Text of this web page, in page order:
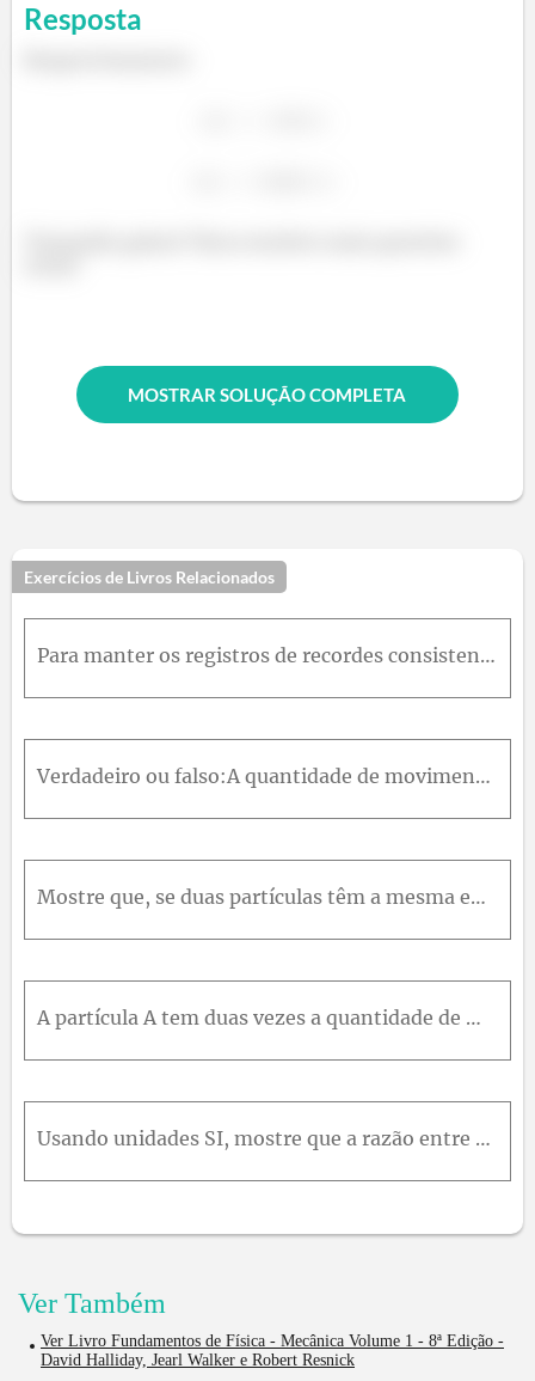
Resposta
MOSTRAR SOLUÇÃO COMPLETA
Exercícios de Livros Relacionados
Para manter os registros de recordes consistentes, de ano para ano, as associações de beisebol checam, aleatoriamente, o coeficiente de restituição entre novas bolas de beisebol e superfícies de madei
Verdadeiro ou falso:A quantidade de movimento linear total de um sistema pode ser conservada mesmo quando a energia mecânica do sistema não o é.Para que a quantidade de movimento linear total de um si
Mostre que, se duas partículas têm a mesma energia cinética, então as magnitudes de suas quantidades de movimento são iguais apenas se elas têm a mesma massa.
A partícula A tem duas vezes a quantidade de movimento e quatro vezes a energia cinética da partícula B. Qual é a razão entre as massas das partículas A e B? Explique seu raciocínio.
Usando unidades SI, mostre que a razão entre as unidades do quadrado da quantidade de movimento e da massa é o joule.
Ver Também
Ver Livro Fundamentos de Física - Mecânica Volume 1 - 8ª Edição -
David Halliday, Jearl Walker e Robert Resnick